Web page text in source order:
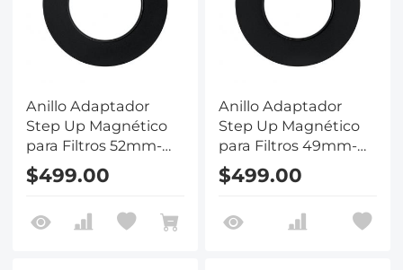
Anillo Adaptador
Step Up Magnético
para Filtros 52mm-
82mm
$499.00
Anillo Adaptador
Step Up Magnético
para Filtros 49mm-
82mm
$499.00